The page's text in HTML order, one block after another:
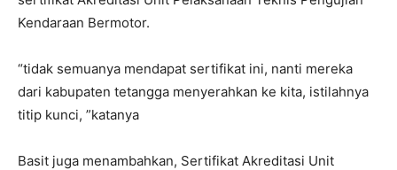
Kendaraan Bermotor.
“tidak semuanya mendapat sertifikat ini, nanti mereka
dari kabupaten tetangga menyerahkan ke kita, istilahnya
titip kunci, ”katanya
Basit juga menambahkan, Sertifikat Akreditasi Unit